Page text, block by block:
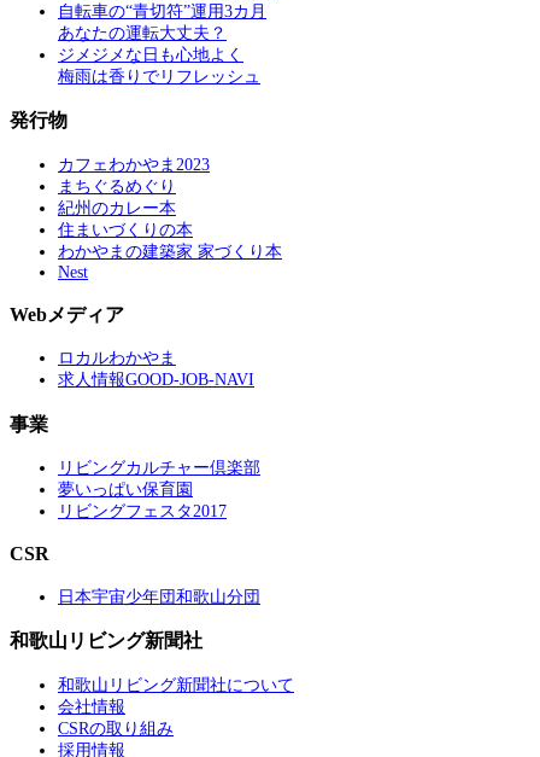
自転車の“青切符”運用3カ月
あなたの運転大丈夫？
ジメジメな日も心地よく
梅雨は香りでリフレッシュ
発行物
カフェわかやま2023
まちぐるめぐり
紀州のカレー本
住まいづくりの本
わかやまの建築家 家づくり本
Nest
Webメディア
ロカルわかやま
求人情報GOOD-JOB-NAVI
事業
リビングカルチャー倶楽部
夢いっぱい保育園
リビングフェスタ2017
CSR
日本宇宙少年団和歌山分団
和歌山リビング新聞社
和歌山リビング新聞社について
会社情報
CSRの取り組み
採用情報